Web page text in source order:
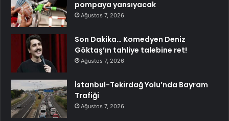
pompaya yansıyacak
Ağustos 7, 2026
Son Dakika… Komedyen Deniz
Göktaş’ın tahliye talebine ret!
Ağustos 7, 2026
İstanbul-Tekirdağ Yolu’nda Bayram
Trafiği
Ağustos 7, 2026